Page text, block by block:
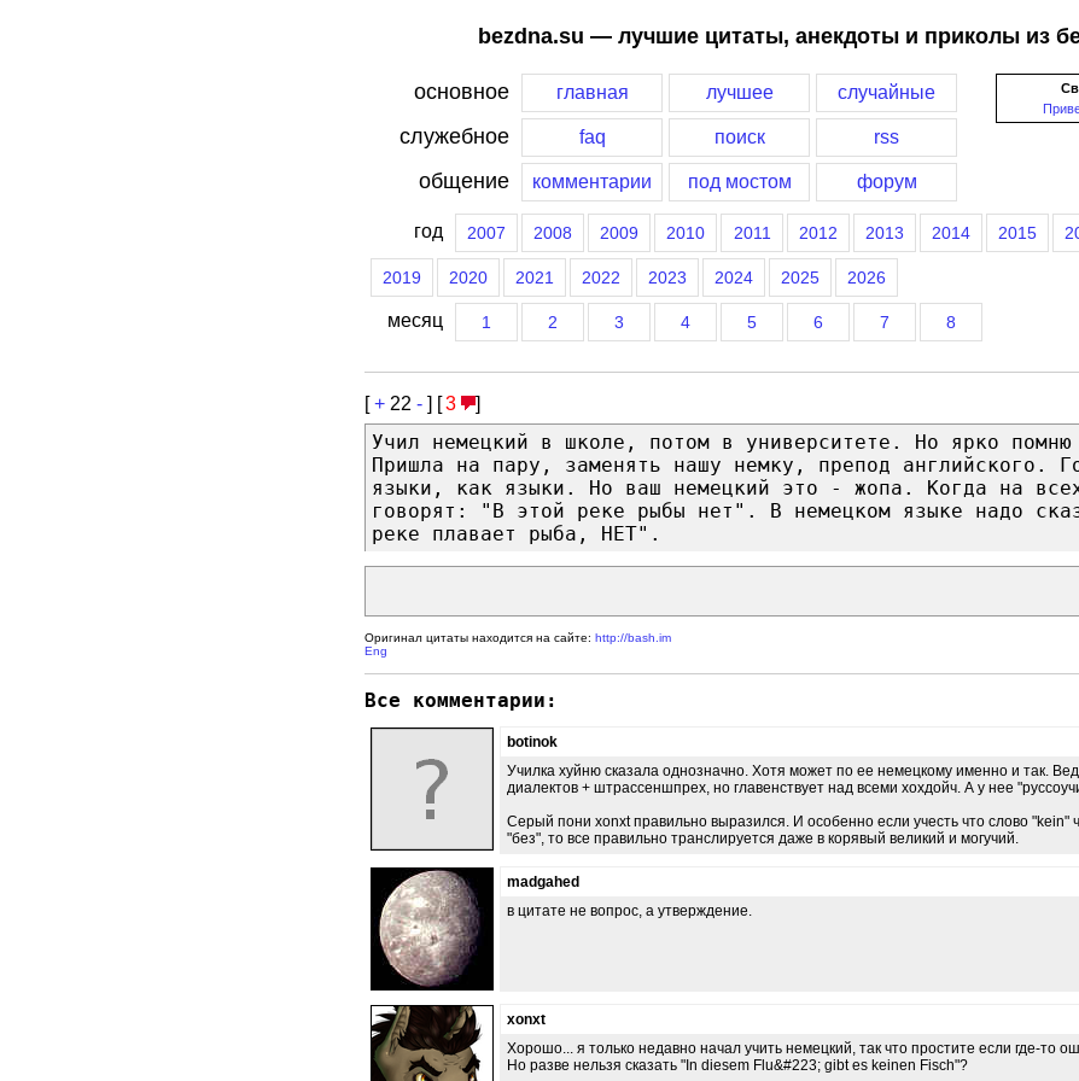
bezdna.su — лучшие цитаты, анекдоты и приколы из
основное главная лучшее случайные
служебное faq поиск rss
общение комментарии под мостом форум
год 2007 2008 2009 2010 2011 2012 2013 2014 2015
2019 2020 2021 2022 2023 2024 2025 2026
месяц 1 2 3 4 5 6 7 8
[+ 22 - ] [3 ]
Учил немецкий в школе, потом в университете. Но ярко помню
Пришла на пару, заменять нашу немку, препод английского.
языки, как языки. Но ваш немецкий это - жопа. Когда на
говорят: "В этой реке рыбы нет". В немецком языке надо
реке плавает рыба, НЕТ".
Оригинал цитаты находится на сайте: http://bash.im
Eng
Все комментарии:
botinok
Училка хуйню сказала однозначно. Хотя может по ее немецкому именно и так.
диалектов + штрассеншпрех, но главенствует над всеми хохдойч. А у нее
Серый пони xonxt правильно выразился. И особенно если учесть что слово "kein"
"без", то все правильно транслируется даже в корявый великий и могучий.
madgahed
в цитате не вопрос, а утверждение.
xonxt
Хорошо... я только недавно начал учить немецкий, так что простите если где-то
Но разве нельзя сказать "In diesem Flu&#223; gibt es keinen Fisch"?